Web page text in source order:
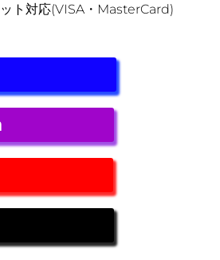
ト対応(VISA・MasterCard)